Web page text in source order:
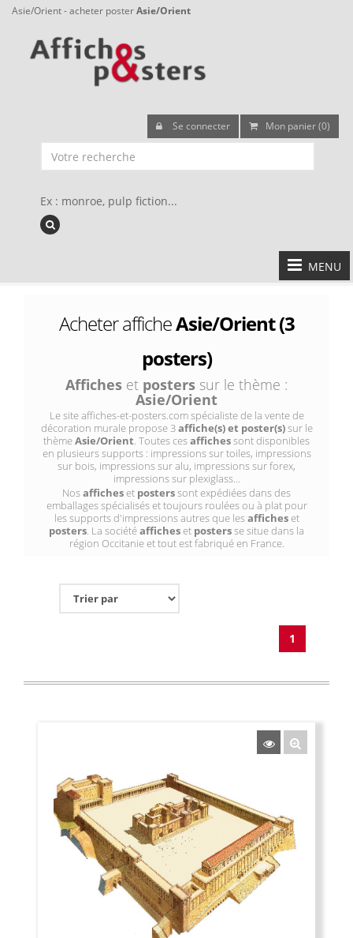
Asie/Orient - acheter posterAsie/Orient
Se connecter Mon panier (0)
Ex : monroe, pulp fiction...
MENU
Acheter afficheAsie/Orient (3
posters)
Affiches et posters sur le thème :
Asie/Orient
Le site affiches-et-posters.com spécialiste de la vente de
décoration murale propose 3affiche(s) et poster(s)sur le
thèmeAsie/Orient. Toutes cesaffichessont disponibles
en plusieurs supports : impressions sur toiles, impressions
sur bois, impressions sur alu, impressions sur forex,
impressions sur plexiglass...
Nosafficheset posterssont expédiées dans des
emballages spécialisés et toujours roulées ou à plat pour
les supports d'impressions autres que lesafficheset
posters. La sociétéafficheset postersse situe dans la
région Occitanie et tout est fabriqué en France.
1